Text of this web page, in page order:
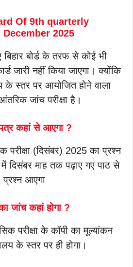
Of 9th quarterly
December 2025
बिहार बोर्ड के तरफ से कोई भी
जारी नहीं किया जाएगा। क्योंकि
के स्तर पर आयोजित होने वाला
जांच परीक्षा है।
कहां से आएगा ?
परीक्षा (दिसंबर) 2025 का प्रश्न
दिसंबर माह तक पढ़ाए गए पाठ से
प्रश्न आएगा
जांच कहां होगा ?
परीक्षा के कॉपी का मूल्यांकन
के स्तर पर ही होगा।